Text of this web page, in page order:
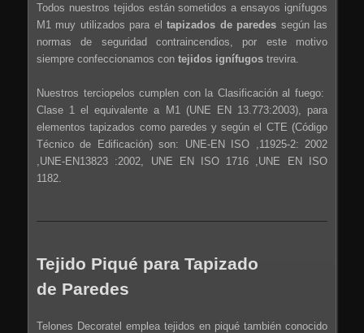
Todos nuestros tejidos están sometidos a ensayos ignífugos
M1 muy utilizados para eltapizados de paredes según las
normas de seguridad contraincendios, por este motivo
siempre confeccionamos contejidos ignífugos trevira.
Nuestros terciopelos cumplen con la Clasificación al fuego:
Clase 1 el equivalente a M1 (UNE EN 13.773:2003), para
elementos tapizados como paredes y según el CTE (Código
Técnico de Edificación) son: UNE-EN ISO ,11925-2: 2002
,UNE-EN13823 :2002, UNE EN ISO 1716 ,UNE EN ISO
1182.
Tejido Piqué para Tapizado
de Paredes
Telones Decoratel emplea tejidos en piqué también conocido